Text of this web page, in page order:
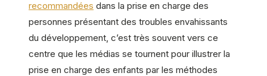
recommandées dans la prise en charge des
personnes présentant des troubles envahissants
du développement, c’est très souvent vers ce
centre que les médias se tournent pour illustrer la
prise en charge des enfants par les méthodes